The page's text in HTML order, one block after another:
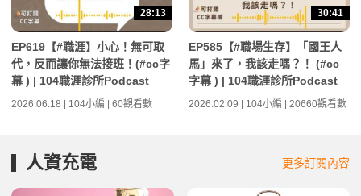
28:13
EP619【#職涯】小心！無可取
代，反而讓你無法接班！(#cc字
幕 ) | 104職涯診所Podcast
2026.06.18 | 104小編 | 60觀看數
30:41
EP585【#職場生存】「國王人
馬」來了，我該走嗎？！ (#cc
字幕 ) | 104職涯診所Podcast
2026.02.09 | 104小編 | 20660觀看數
人資充電 更多訂閱內容